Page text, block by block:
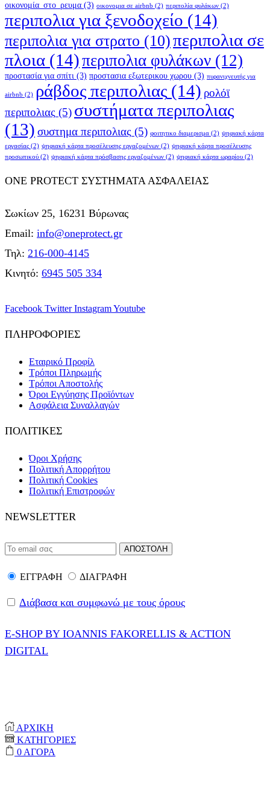
οικονομία_στο_ρευμα (3) οικονομια σε airbnb (2) περιπολία φυλάκων (2)
περιπολια για ξενοδοχείο (14)
περιπολια για στρατο (10)περιπολια σε
πλοια (14)περιπολια φυλάκων (12)
προστασία για σπίτι (3) προστασια εξωτερικου χωρου (3) πυρανιχνευτής για
airbnb (2) ράβδος περιπολιας (14) ρολόϊ
περιπολιας (5) συστήματα περιπολιας
(13) συστημα περιπολιας (5) φοιτητικο διαμερισμα (2) ψηφιακή κάρτα
εργασίας (2) ψηφιακή κάρτα προσέλευσης εργαζομένων (2) ψηφιακή κάρτα προσέλευσης
προσωπικού (2) ψηφιακή κάρτα πρόσβασης εργαζομένων (2) ψηφιακή κάρτα ωραρίου (2)
ONE PROTECT ΣΥΣΤΗΜΑΤΑ ΑΣΦΑΛΕΙΑΣ
Σωκίων 25, 16231 Βύρωνας
Email: info@oneprotect.gr
Τηλ: 216-000-4145
Κινητό: 6945 505 334
Facebook Twitter InstagramYoutube
ΠΛΗΡΟΦΟΡΙΕΣ
Εταιρικό Προφίλ
Τρόποι Πληρωμής
Τρόποι Αποστολής
Όροι Εγγύησης Προϊόντων
Ασφάλεια Συναλλαγών
ΠΟΛΙΤΙΚΕΣ
Όροι Χρήσης
Πολιτική Απορρήτου
Πολιτική Cookies
Πολιτική Επιστροφών
NEWSLETTER
ΕΓΓΡΑΦΗ ΔΙΑΓΡΑΦΗ
Διάβασα και συμφωνώ με τους όρους
E-SHOP BY IOANNIS FAKORELLIS & ACTION
DIGITAL
ΑΡΧΙΚΗ
ΚΑΤΗΓΟΡΙΕΣ
0 ΑΓΟΡΑ